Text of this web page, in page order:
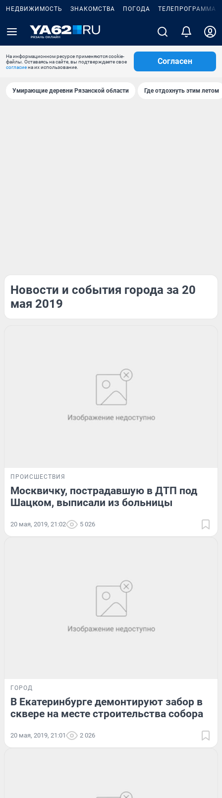
НЕДВИЖИМОСТЬ ЗНАКОМСТВА ПОГОДА ТЕЛЕПРОГРАММА
На информационном ресурсе применяются cookie-
файлы. Оставаясь на сайте, вы подтверждаете свое
согласиена их использование.
Согласен
Умирающие деревни Рязанской области Где отдохнуть этим летом
Новости и события города за 20
мая 2019
ПРОИСШЕСТВИЯ
Москвичку, пострадавшую в ДТП под
Шацком, выписали из больницы
20 мая, 2019, 21:02 5 026
ГОРОД
В Екатеринбурге демонтируют забор в
сквере на месте строительства собора
20 мая, 2019, 21:01 2 026